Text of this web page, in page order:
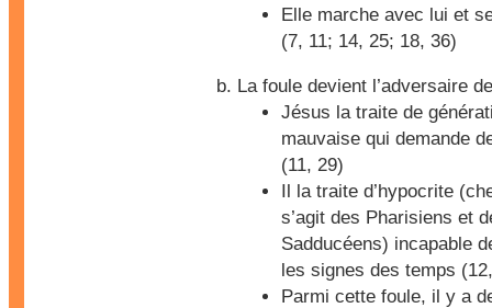
Elle marche avec lui et
(7, 11; 14, 25; 18, 36)
La foule devient l’adversaire
Jésus la traite de
mauvaise qui demande
(11, 29)
Il la traite d’hypocrite
s’agit des Pharisiens et
Sadducéens) incapable
les signes des temps
Parmi cette foule, il y a